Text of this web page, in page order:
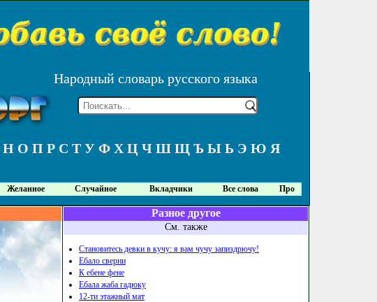
Народный словарь русского языка
Н О П Р С Т У Ф Х Ц Ч Ш Щ Ъ Ы Ь Э Ю Я
Желанное Случайное Вкладчики Все слова Про
Разное другое
См. также
Становитесь девки в кучу: я вам чучу запиздрючу!
Ебало сверни
К ебене фене
Ебала жаба гадюку
12-ти этажный мат